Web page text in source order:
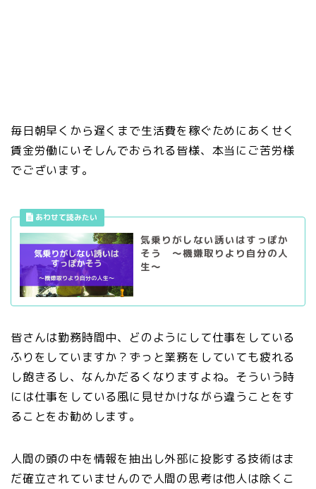
毎日朝早くから遅くまで生活費を稼ぐためにあくせく
賃金労働にいそしんでおられる皆様、本当にご苦労様
でございます。
気乗りがしない誘いはすっぽか
そう ～機嫌取りより自分の人
生～
皆さんは勤務時間中、どのようにして仕事をしている
ふりをしていますか？ずっと業務をしていても疲れる
し飽きるし、なんかだるくなりますよね。そういう時
には仕事をしている風に見せかけながら違うことをす
ることをお勧めします。
人間の頭の中を情報を抽出し外部に投影する技術はま
だ確立されていませんので人間の思考は他人は除くこ